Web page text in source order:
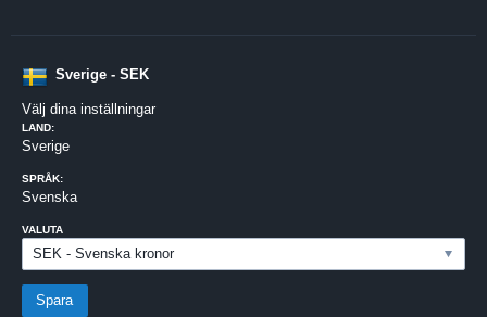
Sverige - SEK
Välj dina inställningar
LAND:
Sverige
SPRÅK:
Svenska
VALUTA